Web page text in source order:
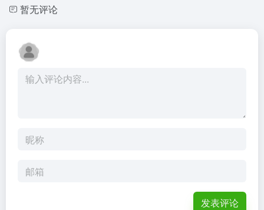
暂无评论
发表评论